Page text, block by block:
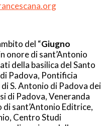
del “Giugno
onore di sant’Antonio
della basilica del Santo
Padova, Pontificia
S. Antonio di Padova dei
di Padova, Veneranda
sant’Antonio Editrice,
Centro Studi